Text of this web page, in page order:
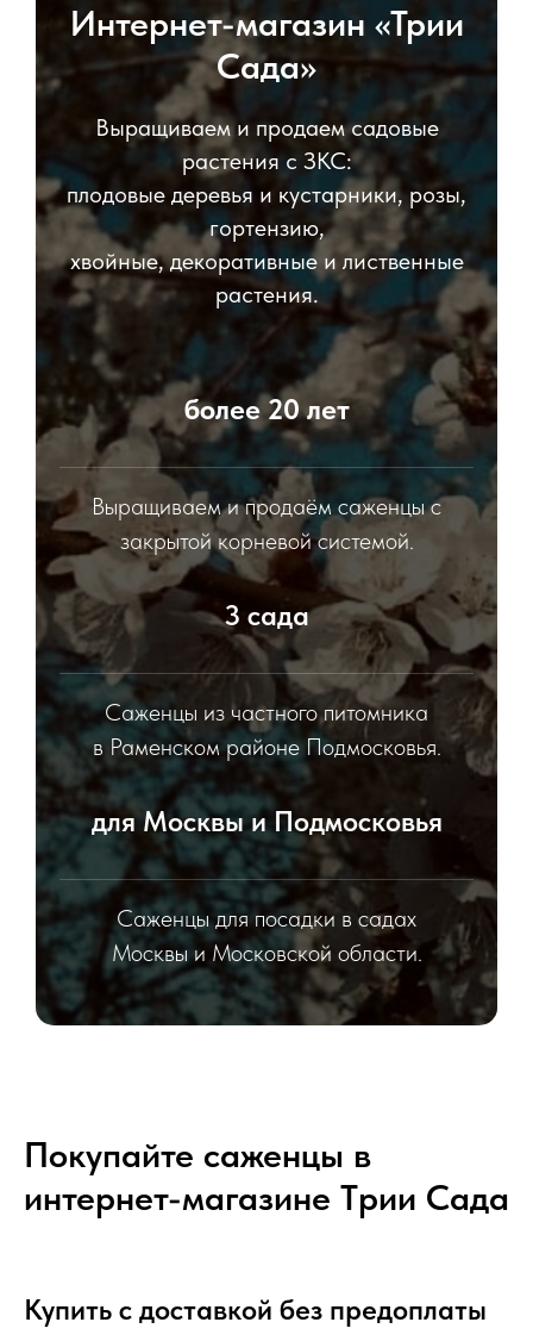
Интернет-магазин «Трии
Сада»
Выращиваем и продаем садовые
растения с ЗКС:
плодовые деревья и кустарники, розы,
гортензию,
хвойные, декоративные и лиственные
растения.
более 20 лет
Выращиваем и продаём саженцы с
закрытой корневой системой.
3 сада
Саженцы из частного питомника
в Раменском районе Подмосковья.
для Москвы и Подмосковья
Саженцы для посадки в садах
Москвы и Московской области.
Покупайте саженцы в
интернет-магазине Tрии Сада
Купить с доставкой без предоплаты